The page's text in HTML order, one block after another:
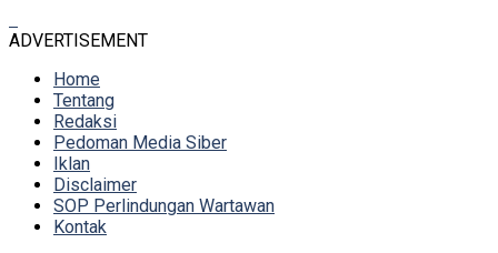
ADVERTISEMENT
Home
Tentang
Redaksi
Pedoman Media Siber
Iklan
Disclaimer
SOP Perlindungan Wartawan
Kontak